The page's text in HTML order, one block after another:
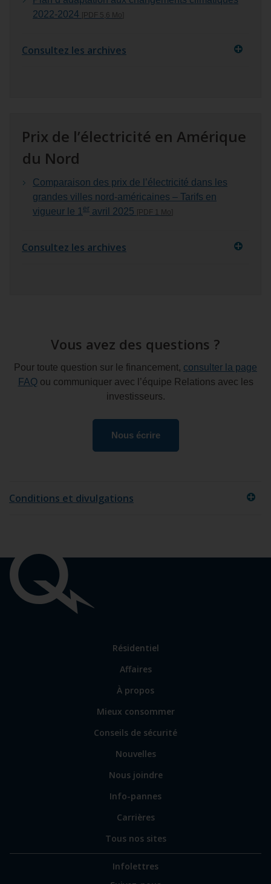
2022‑2024
[PDF 5,6 Mo
Consultez les archives
Prix de l’électricité en Amérique
du Nord
Comparaison des prix de l’électricité dans les
grandes villes nord‑américaines – Tarifs en
vigueur le 1 er avril 2025 [PDF 1 Mo
Consultez les archives
Vous avez des questions ?
Pour toute question sur le financement, consulter la page
FAQou communiquer avec l’équipe Relations avec les
investisseurs.
Nous écrire
Conditions et divulgations
importants
Lien
les
principales
Résidentiel
Affaires
Lien
certains
sites
À propos
Mieux consommer
Conseils de sécurité
Nouvelles
Nous joindre
Info-pannes
Carrières
Tous nos sites
Infolettres